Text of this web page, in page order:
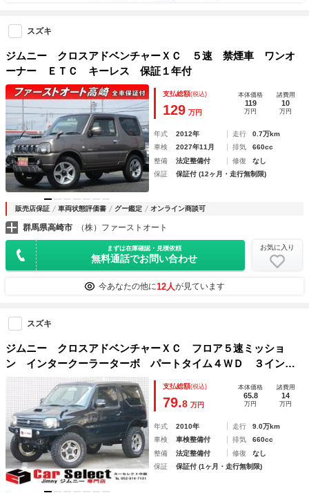
スズキ
ジムニー クロスアドベンチャーＸＣ ５速 禁煙車 ワンオ
ーナー ＥＴＣ キーレス 保証１年付
支払総額(税込)
129 万円
本体価格
119
万円
諸費用
10
万円
年式 2012年 走行
0.7万km
車検
2027年11月 排気
660cc
整備
法定整備付 修復
なし
保証
保証付 (12ヶ月・走行無制限)
販売店保証 車両状態評価書 グー鑑定 オンライン商談可
群馬県高崎市 （株）ファーストオート
まずは在庫確認・見積依頼
無料通話でお問い合わせ
お気に入り
今あなたの他に12人が見ています
スズキ
ジムニー クロスアドベンチャーＸＣ フロア５速ミッショ
ン インタークーラーターボ パートタイム４ＷＤ ３インチ
リフトアップキット １６インチマッドタイヤ １６インチア
ルミホイール リアデフ溶接加工
支払総額(税込)
79.8 万円
本体価格
65.8
万円
諸費用
14
万円
年式 2010年 走行
9.0万km
車検
車検整備付 排気
660cc
整備
法定整備付 修復
なし
保証
保証付 (1ヶ月・走行無制限)